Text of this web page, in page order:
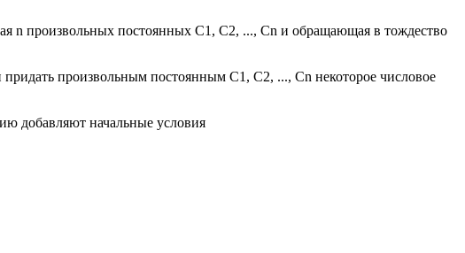
n произвольных постоянных C1, С2, ..., Сn и обращающая в тождество
произвольным постоянным C1, С2, ..., Сn некоторое числовое
добавляют начальные условия